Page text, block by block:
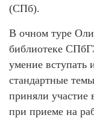
(СПб).
В очном туре
библиотеке
умение вступать
стандартные
приняли участие
при приеме на